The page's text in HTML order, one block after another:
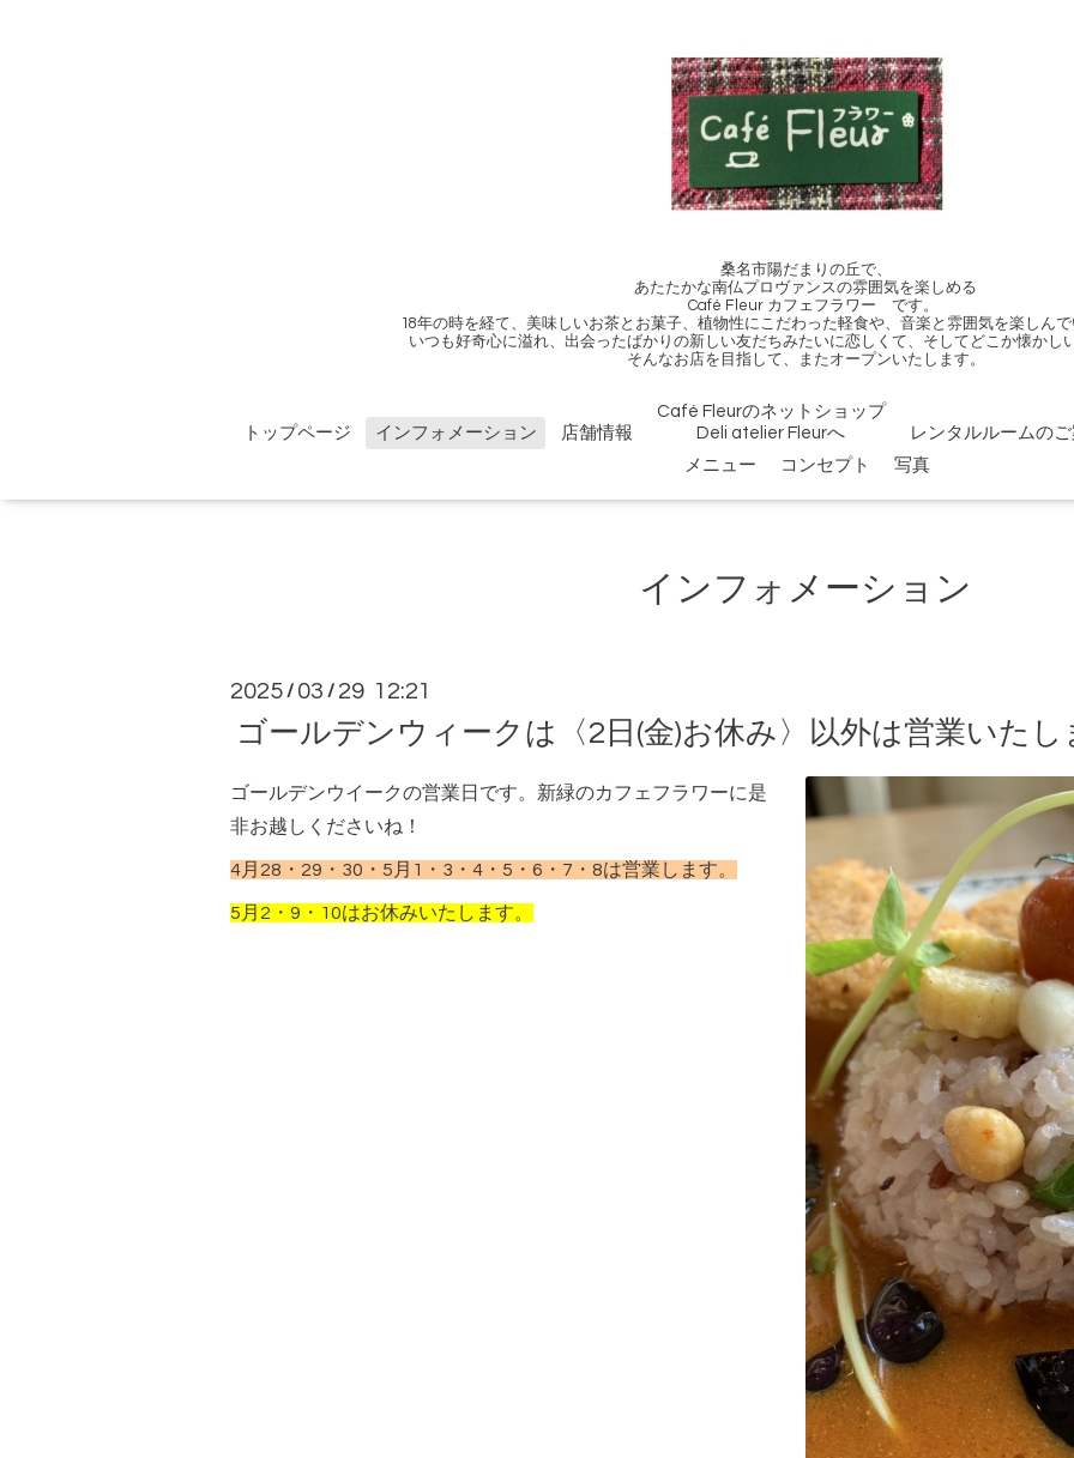
桑名市陽だまりの丘で、
あたたかな南仏プロヴァンスの雰囲気を楽しめる
Café Fleur カフェフラワー です。
18年の時を経て、美味しいお茶とお菓子、植物性にこだわった軽食や、音楽と雰囲気を楽しん
いつも好奇心に溢れ、出会ったばかりの新しい友だちみたいに恋しくて、そしてどこか懐かし
そんなお店を目指して、またオープンいたします。
トップページ インフォメーション 店舗情報
Café Fleurのネットショップ
Deli atelier Fleurへ
レンタルルームの
メニュー
コンセプト 写真
インフォメーション
2025 / 03 / 29 12:21
ゴールデンウィークは〈2日(金)お休み〉以外は営業いたし
ゴールデンウイークの営業日です。新緑のカフェフラワーに是
非お越しくださいね！
4月28・29・30・5月1・3・4・5・6・7・8は営業します。
5月2・9・10はお休みいたします。